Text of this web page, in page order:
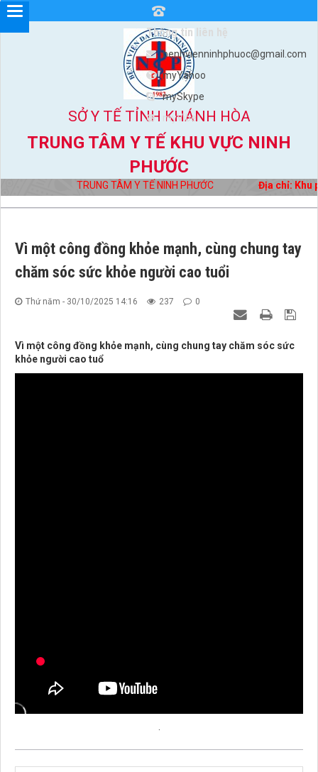
SỞ Y TẾ TỈNH KHÁNH HÒA
TRUNG TÂM Y TẾ KHU VỰC NINH
PHƯỚC
TRUNG TÂM Y TẾ NINH PHƯỚC Địa chỉ: Khu
Thông tin liên hệ
benhvienninhphuoc@gmail.com
myYahoo
mySkype
myViber
Vì một công đồng khỏe mạnh, cùng chung tay
chăm sóc sức khỏe người cao tuổi
Thứ năm - 30/10/2025 14:16 237 0
Vì một công đồng khỏe mạnh, cùng chung tay chăm sóc sức
khỏe người cao tuổ